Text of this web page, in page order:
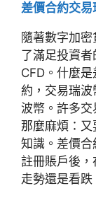
差價合約交易
隨著數字加
了滿足投資
CFD。什麼
約，交易瑞
波幣。許多
那麼麻煩：
知識。差價
註冊賬戶後
走勢還是看跌